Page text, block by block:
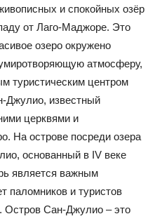
и спокойных озёр
от Лаго-Маджоре. Это
озеро окружено
атмосферу,
туристическим центром
Джулио, известный
церквями и
На острове посреди озера
основанный в IV веке
является важным
паломников и туристов
Остров Сан-Джулио – это